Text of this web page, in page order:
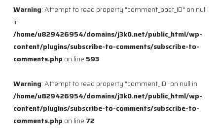
Warning: Attempt to read property "comment_post_ID" on null
in
/home/u829426954/domains/j3k0.net/public_html/wp-
content/plugins/subscribe-to-comments/subscribe-to-
comments.php on line 593
Warning: Attempt to read property "comment_ID" on null in
/home/u829426954/domains/j3k0.net/public_html/wp-
content/plugins/subscribe-to-comments/subscribe-to-
comments.php on line 72